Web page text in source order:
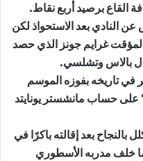
القاع برصيد أربع نقاط.
النادي بعد الاستحواذ لكن
غرايم جونز الذي حصد
بالاس وتشلسي.
في تاريخه بفوزه الموسم
على حساب مانشستر يونايتد
بالنجاح بعد إقالته باكرًا في
خلف مدربه الأسطوري